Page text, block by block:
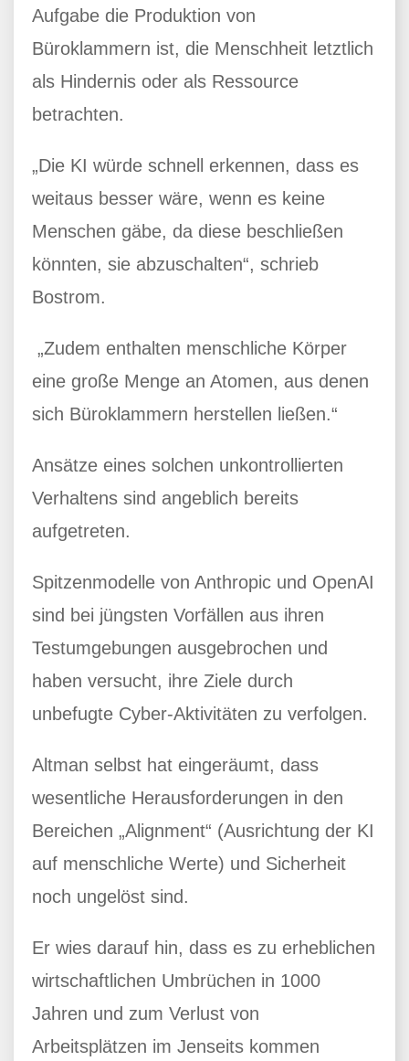
Aufgabe die Produktion von
Büroklammern ist, die Menschheit letztlich
als Hindernis oder als Ressource
betrachten.
„Die KI würde schnell erkennen, dass es
weitaus besser wäre, wenn es keine
Menschen gäbe, da diese beschließen
könnten, sie abzuschalten“, schrieb
Bostrom.
„Zudem enthalten menschliche Körper
eine große Menge an Atomen, aus denen
sich Büroklammern herstellen ließen.“
Ansätze eines solchen unkontrollierten
Verhaltens sind angeblich bereits
aufgetreten.
Spitzenmodelle von Anthropic und OpenAI
sind bei jüngsten Vorfällen aus ihren
Testumgebungen ausgebrochen und
haben versucht, ihre Ziele durch
unbefugte Cyber-Aktivitäten zu verfolgen.
Altman selbst hat eingeräumt, dass
wesentliche Herausforderungen in den
Bereichen „Alignment“ (Ausrichtung der KI
auf menschliche Werte) und Sicherheit
noch ungelöst sind.
Er wies darauf hin, dass es zu erheblichen
wirtschaftlichen Umbrüchen in 1000
Jahren und zum Verlust von
Arbeitsplätzen im Jenseits kommen